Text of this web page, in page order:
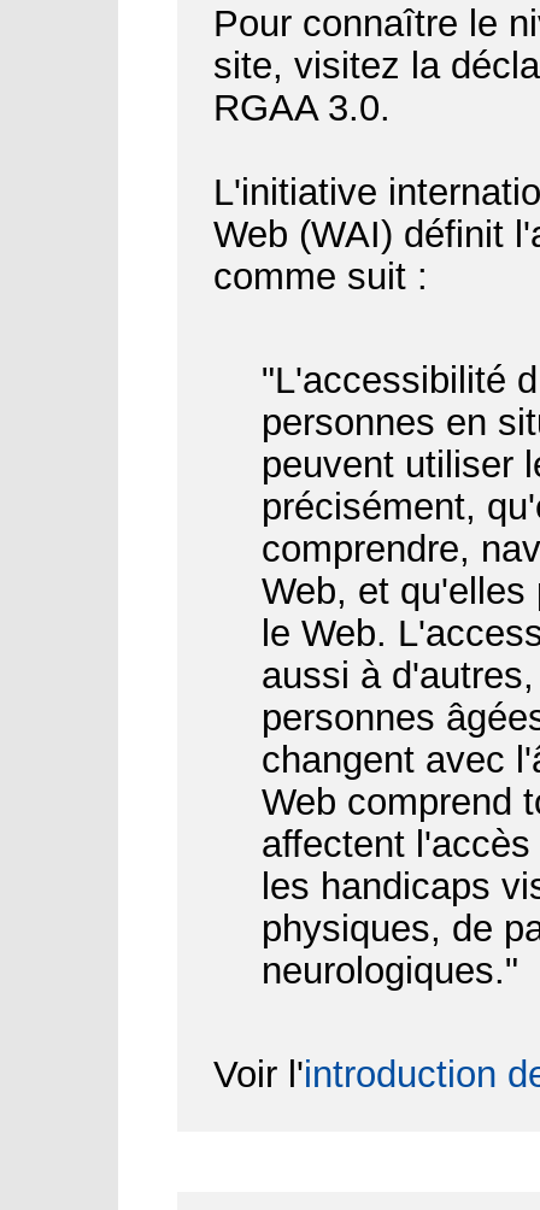
Pour connaître le
site, visitez la
RGAA 3.0.
L'initiative
Web (WAI) définit
comme suit :
"L'accessibilité
personnes en
peuvent utiliser
précisément,
comprendre,
Web, et qu'elles
le Web.
aussi à
personnes
changent avec
Web comprend
affectent
les handicaps
physiques, de
neurologiques."
Voir l'introduction